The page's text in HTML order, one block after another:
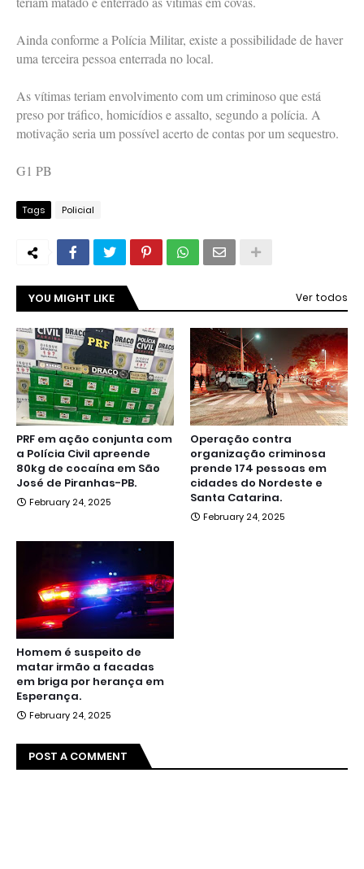
Ainda conforme a Polícia Militar, existe a possibilidade de haver
uma terceira pessoa enterrada no local.
As vítimas teriam envolvimento com um criminoso que está
preso por tráfico, homicídios e assalto, segundo a polícia. A
motivação seria um possível acerto de contas por um sequestro.
G1 PB
Tags Policial
YOU MIGHT LIKE Ver todos
PRF em ação conjunta com
a Polícia Civil apreende
80kg de cocaína em São
José de Piranhas-PB.
February 24, 2025
Operação contra
organização criminosa
prende 174 pessoas em
cidades do Nordeste e
Santa Catarina.
February 24, 2025
Homem é suspeito de
matar irmão a facadas
em briga por herança em
Esperança.
February 24, 2025
POST A COMMENT